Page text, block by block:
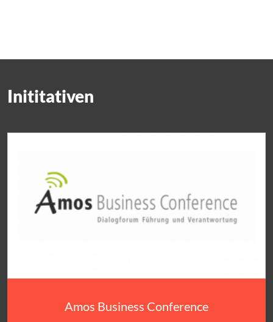
Inititativen
Amos Business Conference